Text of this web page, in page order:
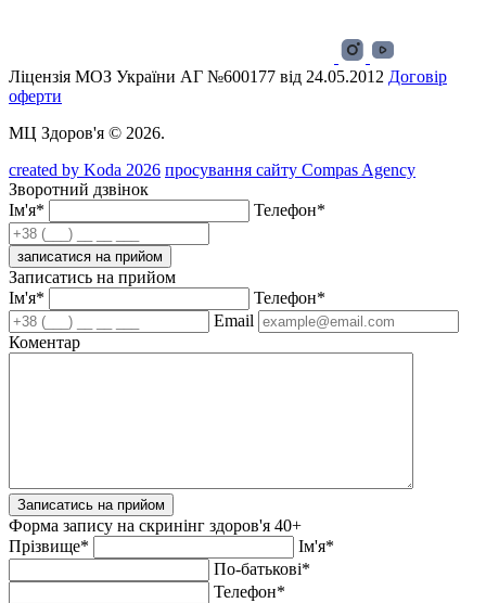
Ліцензія МОЗ України АГ №600177 від 24.05.2012 Договір
оферти
МЦ Здоров'я © 2026.
created by Koda 2026 просування сайту Compas Agency
Зворотний дзвінок
Ім'я*
Телефон*
записатися на прийом
Записатись на прийом
Ім'я*
Телефон*
Email
Коментар
Записатись на прийом
Форма запису на скринінг здоров'я 40+
Прізвище*
Ім'я*
По-батькові*
Телефон*